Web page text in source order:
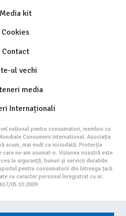
Media kit
Cookies
Contact
ul vechi
media
Internaționali
național pentru consumatori, membru cu
Consumers International. Asociația
acum, mai mult ca niciodată. Protecția
ne-am asumat-o. Viziunea noastră este
la siguranță, bunuri și servicii durabile.
pentru consumatorii din întreaga țară.
cu caracter personal înregistrat cu nr.
05.10.2009